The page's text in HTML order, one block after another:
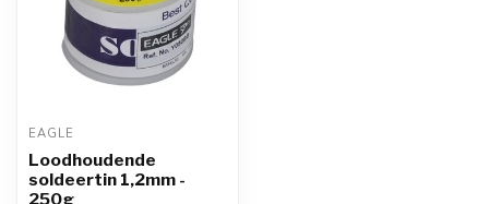
EAGLE
Loodhoudende
soldeertin 1,2mm -
250g